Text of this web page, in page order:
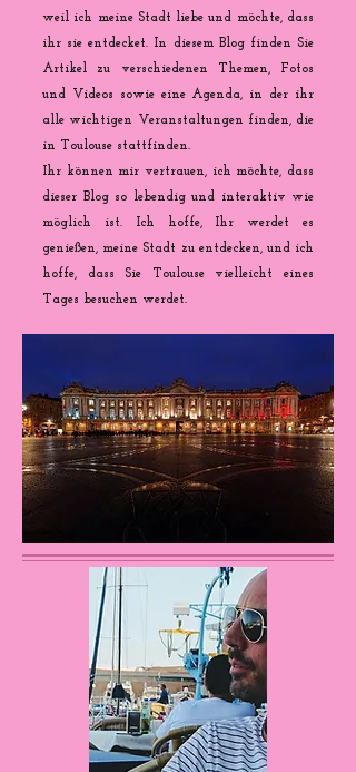
weil ich meine Stadt liebe und möchte, dass
ihr sie entdecket. In diesem Blog finden Sie
Artikel zu verschiedenen Themen, Fotos
und Videos sowie eine Agenda, in der ihr
alle wichtigen Veranstaltungen finden, die
in Toulouse stattfinden.
Ihr können mir vertrauen, ich möchte, dass
dieser Blog so lebendig und interaktiv wie
möglich ist. Ich hoffe, Ihr werdet es
genießen, meine Stadt zu entdecken, und ich
hoffe, dass Sie Toulouse vielleicht eines
Tages besuchen werdet.